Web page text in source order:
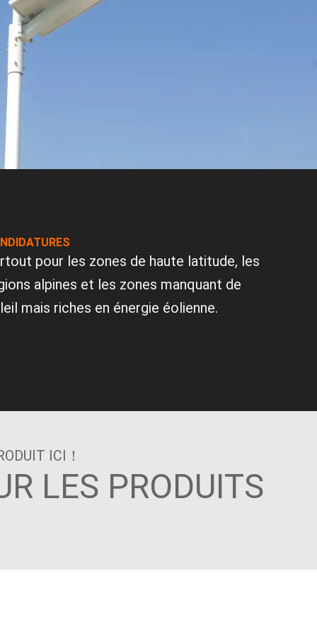
pour les zones de haute latitude, les
alpines et les zones manquant de
mais riches en énergie éolienne.
ICI！
LES PRODUITS